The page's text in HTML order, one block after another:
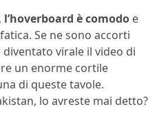
l’hoverboard è comodo e
Se ne sono accorti
diventato virale il video di
un enorme cortile
di queste tavole.
lo avreste mai detto?